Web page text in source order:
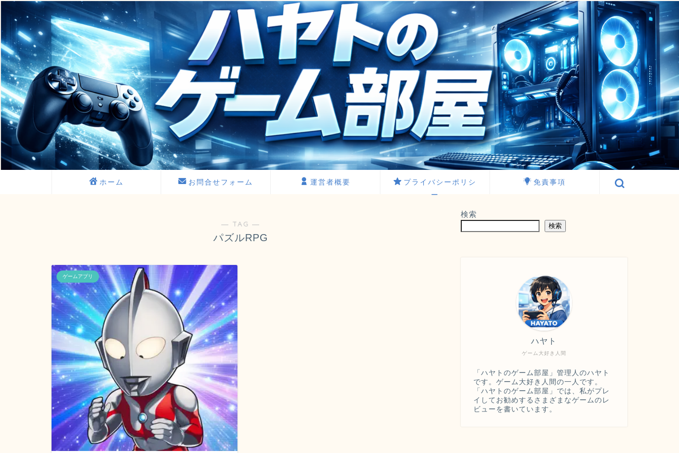
ホーム お問合せフォーム 運営者概要
プライバシーポリシ
ー
免責事項
― TAG ―
パズルRPG
ゲームアプリ
検索
検索
ゲーム大好き人間
ハヤト
「ハヤトのゲーム部屋」管理人のハヤト
です。ゲーム大好き人間の一人です。
「ハヤトのゲーム部屋」では、私がプレ
イしてお勧めするさまざまなゲームのレ
ビューを書いています。